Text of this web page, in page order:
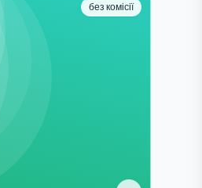
без комісії